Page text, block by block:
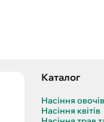
Каталог
Насіння овочів
Насіння квітів